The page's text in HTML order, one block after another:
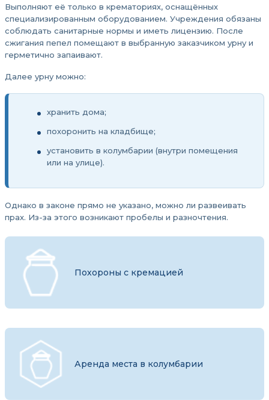
Выполняют её только в крематориях, оснащённых
специализированным оборудованием. Учреждения обязаны
соблюдать санитарные нормы и иметь лицензию. После
сжигания пепел помещают в выбранную заказчиком урну и
герметично запаивают.
Далее урну можно:
хранить дома;
похоронить на кладбище;
установить в колумбарии (внутри помещения
или на улице).
Однако в законе прямо не указано, можно ли развеивать
прах. Из-за этого возникают пробелы и разночтения.
Похороны с кремацией
Аренда места в колумбарии